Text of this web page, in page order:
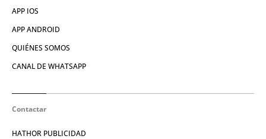
APP IOS
APP ANDROID
QUIÉNES SOMOS
CANAL DE WHATSAPP
Contactar
HATHOR PUBLICIDAD